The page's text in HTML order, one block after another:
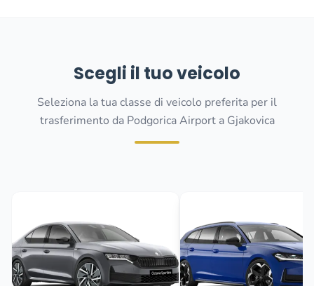
Scegli il tuo veicolo
Seleziona la tua classe di veicolo preferita per il
trasferimento da Podgorica Airport a Gjakovica